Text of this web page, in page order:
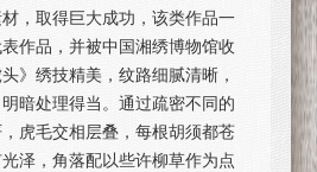
，取得巨大成功，该类作品一
作品，并被中国湘绣博物馆收
》绣技精美，纹路细腻清晰，
暗处理得当。通过疏密不同的
虎毛交相层叠，每根胡须都苍
泽，角落配以些许柳草作为点